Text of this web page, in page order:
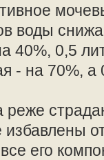
воды
40%, 0,5
- на 70%,
его